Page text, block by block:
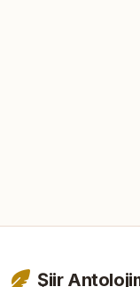
Şiir